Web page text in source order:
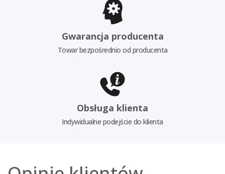
Gwarancja producenta
Towar bezpośrednio od producenta
Obsługa klienta
Indywidualne podejście do klienta